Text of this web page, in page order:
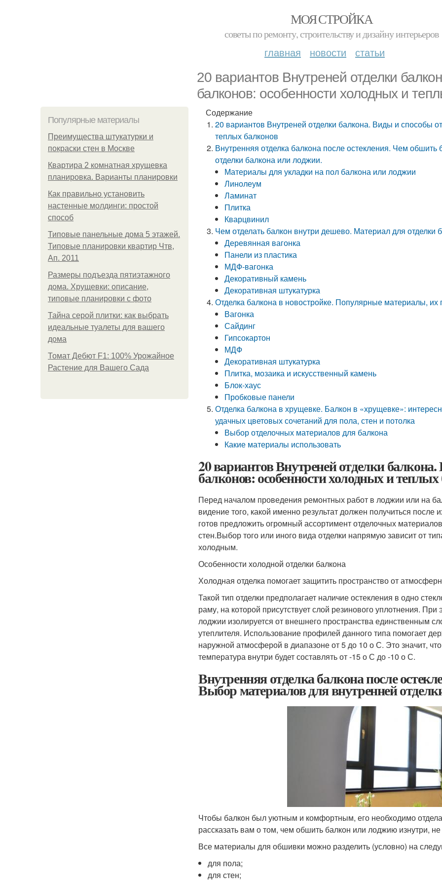
МОЯ СТРОЙКА
советы по ремонту, строительству и дизайну интерьеров
главная новости статьи
20 вариантов Внутреней отделки
балконов: особенности холодных и
Популярные материалы
Преимущества штукатурки и
покраски стен в Москве
Квартира 2 комнатная хрущевка
планировка. Варианты планировки
Как правильно установить
настенные молдинги: простой
способ
Типовые панельные дома 5 этажей.
Типовые планировки квартир Чтв,
Ап. 2011
Размеры подъезда пятиэтажного
дома. Хрущевки: описание,
типовые планировки с фото
Тайна серой плитки: как выбрать
идеальные туалеты для вашего
дома
Томат Дебют F1: 100% Урожайное
Растение для Вашего Сада
Содержание
20 вариантов Внутреней отделки балкона. Виды и способы
теплых балконов
Внутренняя отделка балкона после остекления. Чем
отделки балкона или лоджии.
Материалы для укладки на пол балкона или лоджии
Линолеум
Ламинат
Плитка
Кварцвинил
Чем отделать балкон внутри дешево. Материал для отделки
Деревянная вагонка
Панели из пластика
МДФ-вагонка
Декоративный камень
Декоративная штукатурка
Отделка балкона в новостройке. Популярные материалы, их
Вагонка
Сайдинг
Гипсокартон
МДФ
Декоративная штукатурка
Плитка, мозаика и искусственный камень
Блок-хаус
Пробковые панели
Отделка балкона в хрущевке. Балкон в «хрущевке»:
удачных цветовых сочетаний для пола, стен и потолка
Выбор отделочных материалов для балкона
Какие материалы использовать
20 вариантов Внутреней отделки
балконов: особенности холодных и
Перед началом проведения ремонтных работ в лоджии или на
видение того, какой именно результат должен получиться
готов предложить огромный ассортимент отделочных
стен.Выбор того или иного вида отделки напрямую зависит от
холодным.
Особенности холодной отделки балкона
Холодная отделка помогает защитить пространство от
Такой тип отделки предполагает наличие остекления в одно
раму, на которой присутствует слой резинового уплотнения.
лоджии изолируется от внешнего пространства единственным
утеплителя. Использование профилей данного типа помогает
наружной атмосферой в диапазоне от 5 до 10 о С. Это значит,
температура внутри будет составлять от -15 о С до -10 о С.
Внутренняя отделка балкона после
Выбор материалов для внутренней
Чтобы балкон был уютным и комфортным, его необходимо
рассказать вам о том, чем обшить балкон или лоджию изнутри, не
Все материалы для обшивки можно разделить (условно) на
для пола;
для стен;